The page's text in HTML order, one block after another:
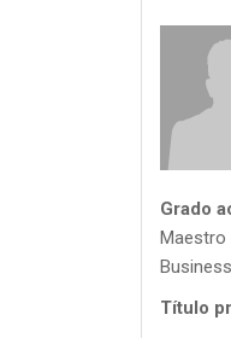
Grado
Maestro
Título